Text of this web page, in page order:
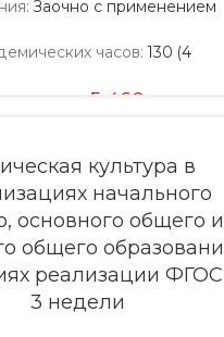
: Заочно с применением
часов: 130 (4
5 460
культура в
начального
основного общего и
общего
реализации
3 недели